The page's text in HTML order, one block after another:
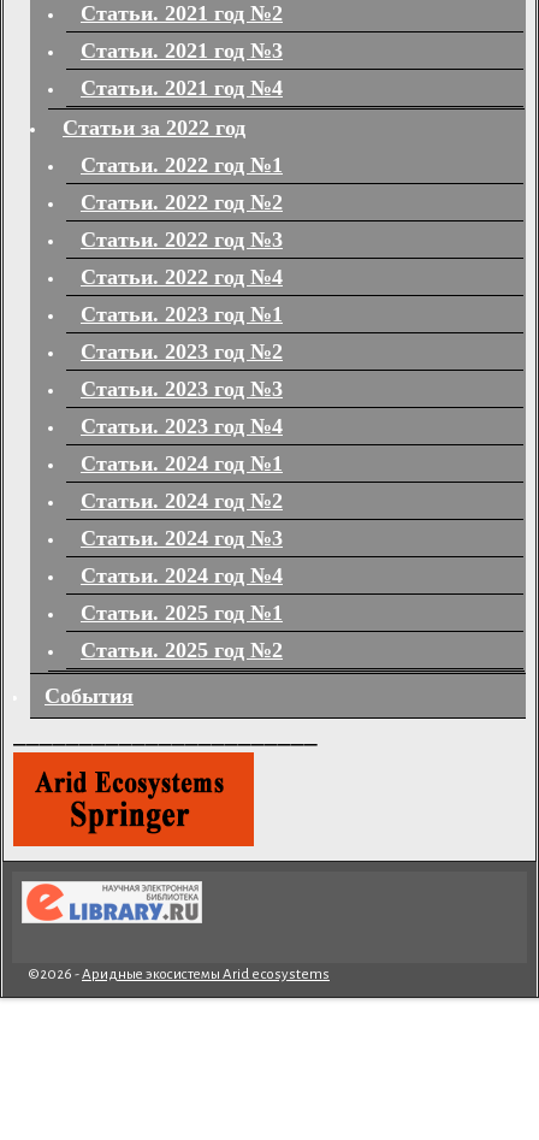
Статьи. 2021 год №2
Статьи. 2021 год №3
Статьи. 2021 год №4
Статьи за 2022 год
Статьи. 2022 год №1
Статьи. 2022 год №2
Статьи. 2022 год №3
Статьи. 2022 год №4
Статьи. 2023 год №1
Статьи. 2023 год №2
Статьи. 2023 год №3
Статьи. 2023 год №4
Статьи. 2024 год №1
Статьи. 2024 год №2
Статьи. 2024 год №3
Статьи. 2024 год №4
Статьи. 2025 год №1
Статьи. 2025 год №2
События
©2026 -Аридные экосистемы Arid ecosystems